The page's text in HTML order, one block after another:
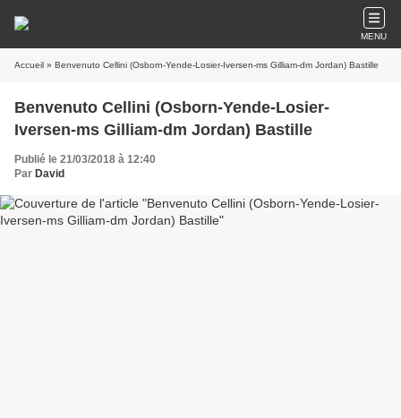
MENU
Accueil » Benvenuto Cellini (Osborn-Yende-Losier-Iversen-ms Gilliam-dm Jordan) Bastille
Benvenuto Cellini (Osborn-Yende-Losier-
Iversen-ms Gilliam-dm Jordan) Bastille
Publié le 21/03/2018 à 12:40
Par David